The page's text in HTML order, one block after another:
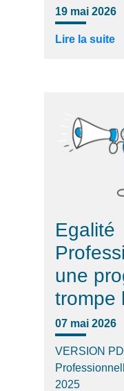
19 mai 2026
Lire la suite
Egalité
une
trompe
07 mai 2026
VERSION
2025